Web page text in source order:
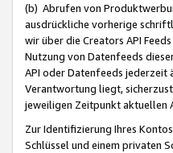
(b) Abrufen von
ausdrückliche vorherige
wir über die Creators API
Nutzung von Datenfeeds
API oder Datenfeeds jederzeit
Verantwortung liegt,
jeweiligen Zeitpunkt aktuellen
Zur Identifizierung Ihres
Schlüssel und einem privaten